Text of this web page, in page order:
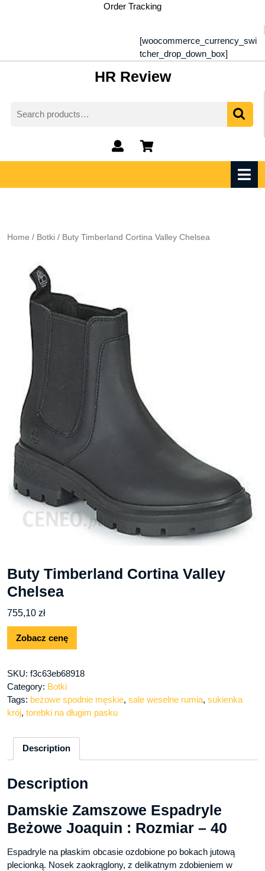
Order Tracking
[woocommerce_currency_swi
tcher_drop_down_box]
HR Review
for:
My
Account
shopping
cart
Home / Botki / Buty Timberland Cortina Valley Chelsea
Buty Timberland Cortina Valley
Chelsea
755,10 zł
Zobacz cenę
SKU: f3c63eb68918
Category: Botki
Tags: beżowe spodnie męskie, sale weselne rumia, sukienka
krój, torebki na długim pasku
Description
Description
Damskie Zamszowe Espadryle
Beżowe Joaquin : Rozmiar – 40
Espadryle na płaskim obcasie ozdobione po bokach jutową
plecionką. Nosek zaokrąglony, z delikatnym zdobieniem w